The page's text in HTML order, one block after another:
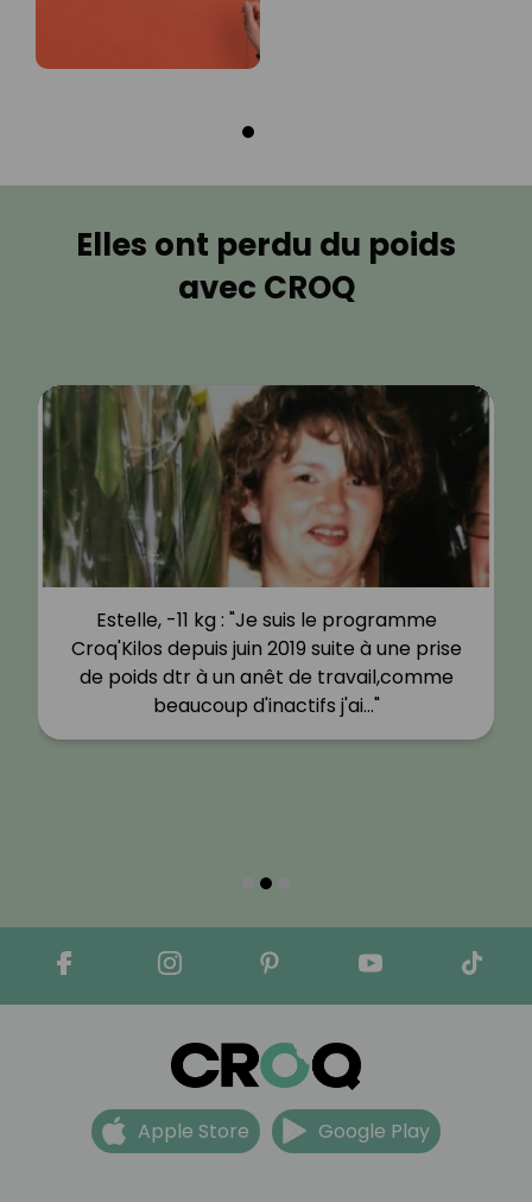
Elles ont perdu du poids
avec CROQ
Estelle, -11 kg : "Je suis le programme
Croq'Kilos depuis juin 2019 suite à une prise
de poids dtr à un anêt de travail,comme
beaucoup d'inactifs j'ai…"
Apple Store Google Play